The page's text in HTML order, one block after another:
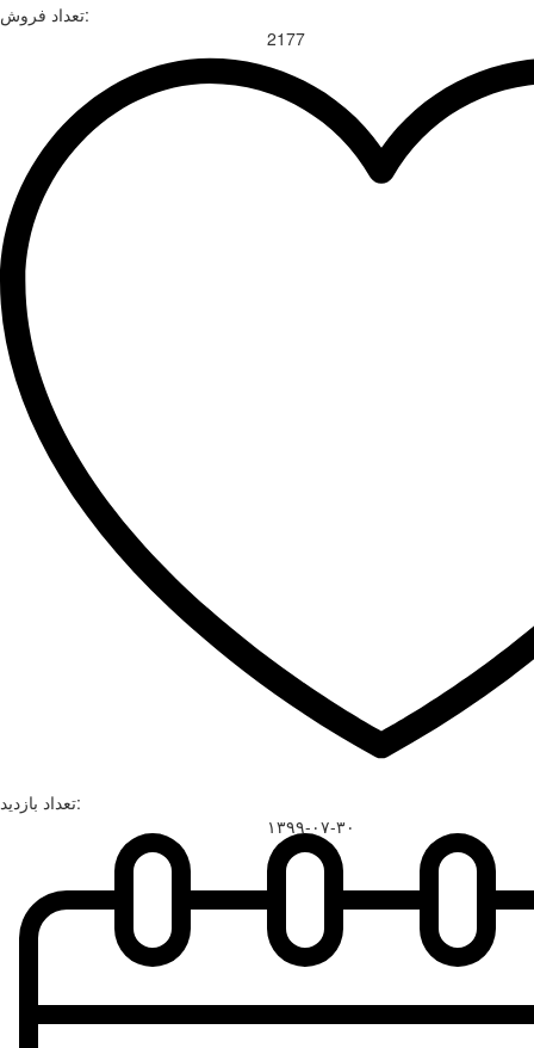
تعداد فروش:
تعداد بازدید:
2177
۱۳۹۹-۰۷-۳۰